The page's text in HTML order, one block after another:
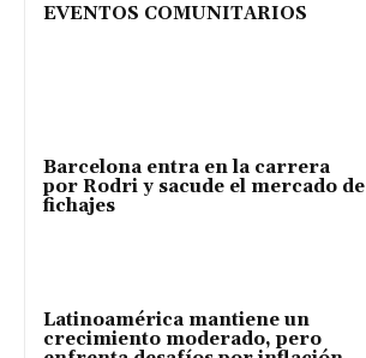
EVENTOS COMUNITARIOS
Barcelona entra en la carrera
por Rodri y sacude el mercado de
fichajes
Latinoamérica mantiene un
crecimiento moderado, pero